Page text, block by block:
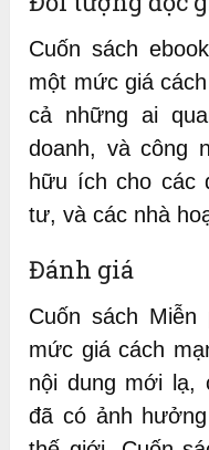
Cuốn sách
một mức giá
cả những ai
doanh, và công
hữu ích cho các
tư, và các nhà
Đánh giá
Cuốn sách
mức giá cách
nội dung mới lạ,
đã có ảnh